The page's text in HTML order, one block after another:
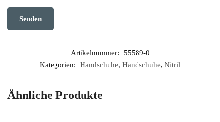
Artikelnummer:
55589-0
Kategorien:
Handschuhe, Handschuhe, Nitril
Ähnliche Produkte